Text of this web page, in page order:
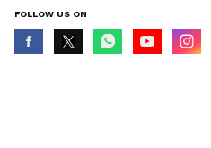
FOLLOW US ON